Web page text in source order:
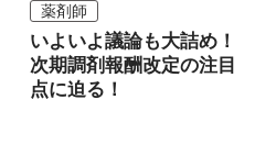
薬剤師
いよいよ議論も大詰め！
次期調剤報酬改定の注目
点に迫る！